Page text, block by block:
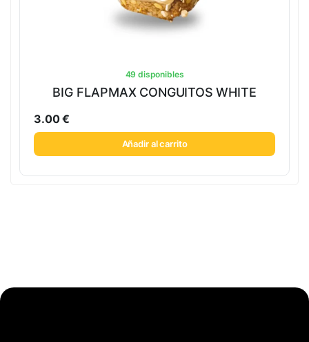
49 disponibles
BIG FLAPMAX CONGUITOS WHITE
3.00€
Añadir al carrito